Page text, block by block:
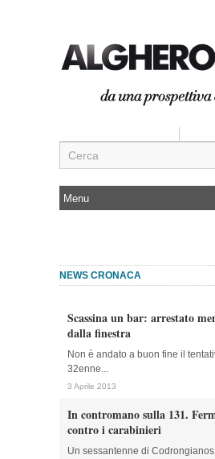
NEWS CRONACA
Scassina un bar: arrestato
dalla finestra
Non è andato a buon fine il
32enne...
3 Aprile 2013
In contromano sulla 131.
contro i carabinieri
Un sessantenne di